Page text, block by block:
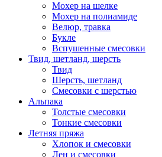
Мохер на шелке
Мохер на полиамиде
Велюр, травка
Букле
Вспушенные смесовки
Твид, шетланд, шерсть
Твид
Шерсть, шетланд
Смесовки с шерстью
Альпака
Толстые смесовки
Тонкие смесовки
Летняя пряжа
Хлопок и смесовки
Лен и смесовки